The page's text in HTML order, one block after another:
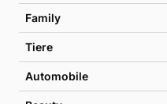
Family
Tiere
Automobile